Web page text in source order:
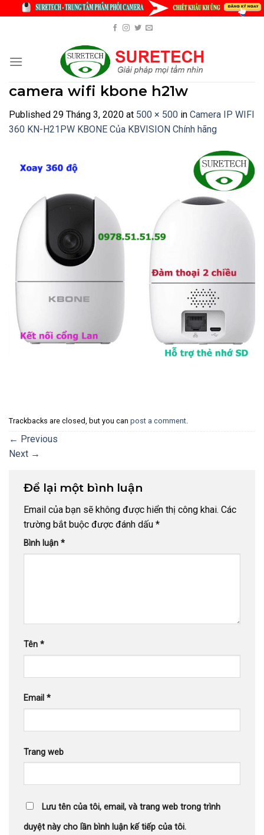
camera wifi kbone h21w
Published 29 Tháng 3, 2020 at 500 × 500 in Camera IP WIFI
360 KN-H21PW KBONE Của KBVISION Chính hãng
Trackbacks are closed, but you can post a comment
← Previous
Next →
Để lại một bình luận
Email của bạn sẽ không được hiển thị công khai. Các
trường bắt buộc được đánh dấu *
Bình luận *
Tên *
Email *
Trang web
Lưu tên của tôi, email, và trang web trong trình
duyệt này cho lần bình luận kế tiếp của tôi.